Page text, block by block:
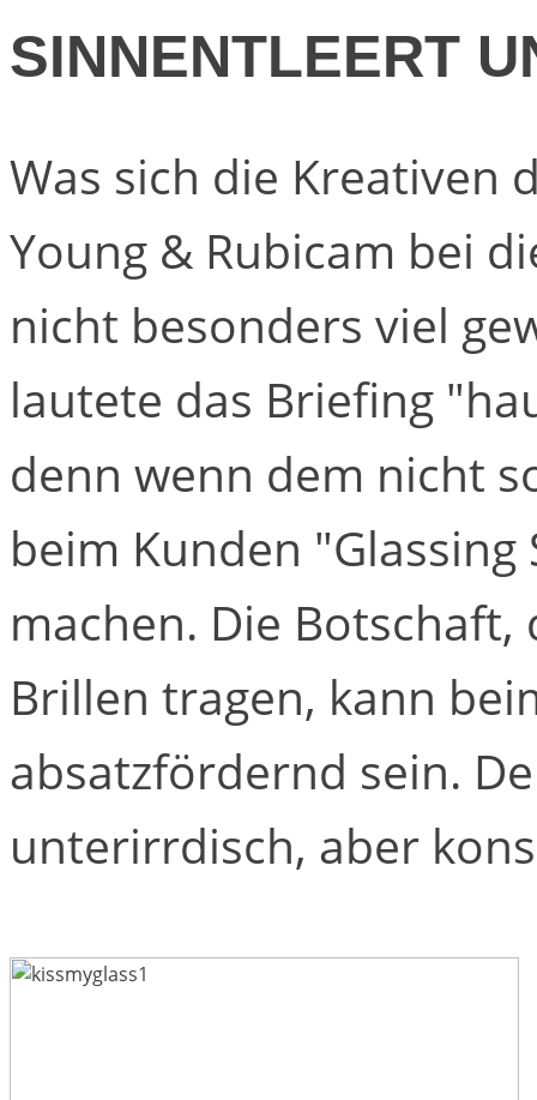
SINNENTLEERT
Was sich die Kreativen
Young & Rubicam bei
nicht besonders viel
lautete das Briefing
denn wenn dem nicht
beim Kunden
machen. Die
Brillen tragen, kann
absatzfördernd sein.
unterirrdisch, aber